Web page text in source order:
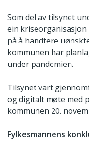
Som del av tilsynet
ein
på å handtere
kommunen har
under pandemien.
Tilsynet vart
og digitalt møte med
kommunen 20.
Fylkesmannens